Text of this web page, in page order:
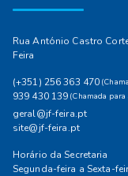
Rua António Castro
Feira
(+351) 256 363 470
939 430 139 (Chamada
geral@jf-feira.pt
site@jf-feira.pt
Horário da Secretaria
Segunda-feira a Sexta-